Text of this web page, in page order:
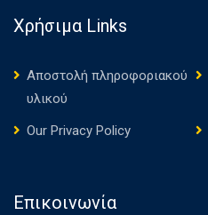
Χρήσιμα Links
Αποστολή πληροφοριακού
υλικού
Our Privacy Policy
Επικοινωνία